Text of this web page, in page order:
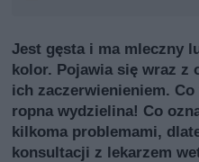
Jest gęsta i ma mleczny
kolor. Pojawia się wraz z
ich zaczerwienieniem.
ropna wydzielina! Co
kilkoma problemami,
konsultacji z lekarzem